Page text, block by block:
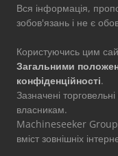
Вся інформація,
зобов'язань і не є
Користуючись цим
Загальними
конфіденційності.
Зазначені
власникам.
Machineseeker Group
вміст зовнішніх